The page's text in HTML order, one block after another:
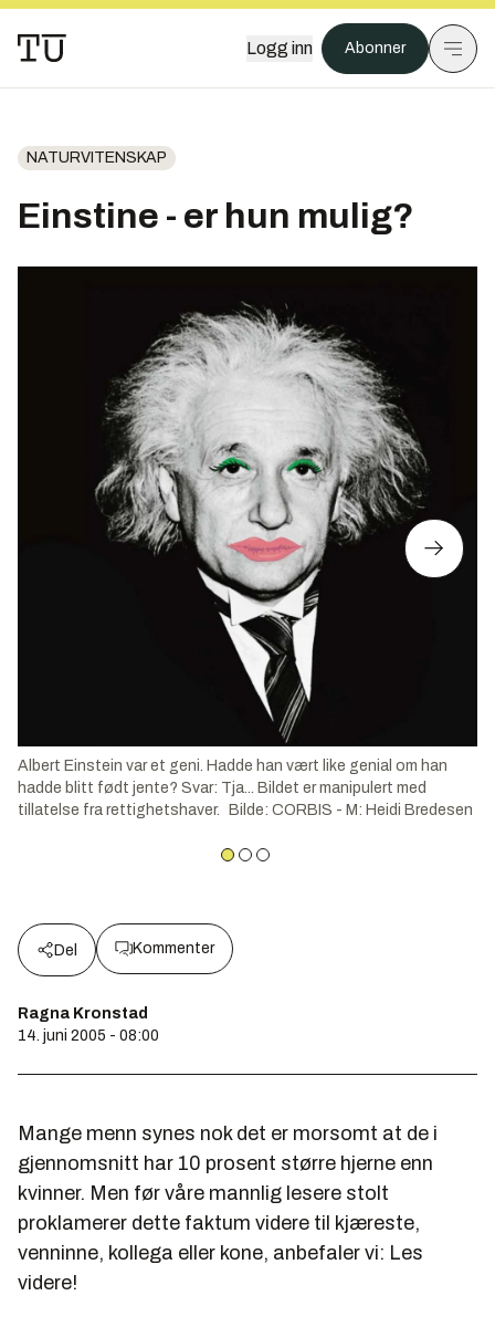
Logg inn Abonner
NATURVITENSKAP
Einstine - er hun mulig?
Albert Einstein var et geni. Hadde han vært like genial om han
hadde blitt født jente? Svar: Tja... Bildet er manipulert med
tillatelse fra rettighetshaver.
Bilde: CORBIS - M: Heidi Bredesen
Del Kommenter
Ragna Kronstad
14. juni 2005 - 08:00
Mange menn synes nok det er morsomt at de i
gjennomsnitt har 10 prosent større hjerne enn
kvinner. Men før våre mannlig lesere stolt
proklamerer dette faktum videre til kjæreste,
venninne, kollega eller kone, anbefaler vi: Les
videre!